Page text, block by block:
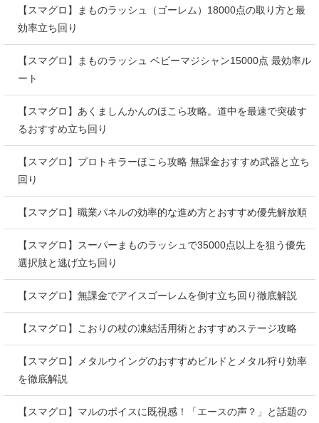
【スマグロ】まものラッシュ（ゴーレム）18000点の取り方と最
効率立ち回り
【スマグロ】まものラッシュ ベビーマジシャン15000点 最効率ル
ート
【スマグロ】あくましんかんのほこら攻略。道中を最速で突破す
るおすすめ立ち回り
【スマグロ】プロトキラーほこら攻略 無課金おすすめ武器と立ち
回り
【スマグロ】職業パネルの効率的な進め方とおすすめ優先解放順
【スマグロ】スーパーまものラッシュで35000点以上を狙う優先
選択肢と逃げ立ち回り
【スマグロ】無課金でアイスゴーレムを倒す立ち回り徹底解説
【スマグロ】こおりの杖の凍結活用術とおすすめステージ攻略
【スマグロ】メタルウイングのおすすめビルドとメタル狩り効率
を徹底解説
【スマグロ】マルのボイスに既視感！「エースの声？」と話題の